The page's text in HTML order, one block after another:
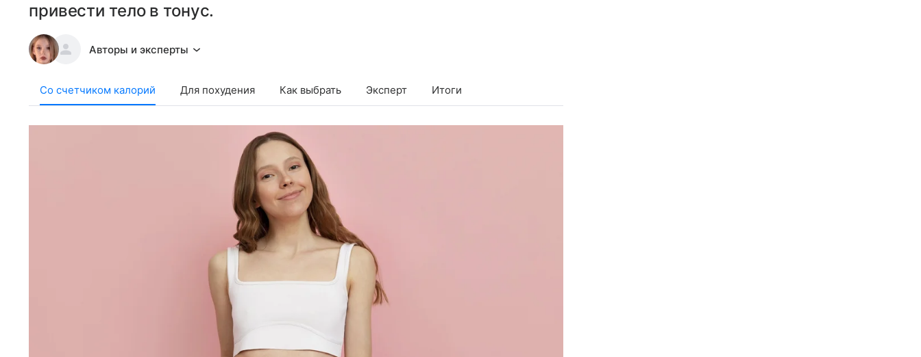
привести тело в тонус.
Авторы и эксперты
Со счетчиком калорий Для похудения Как выбрать Эксперт Итоги